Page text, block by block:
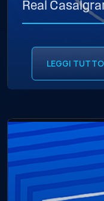
Real
LEGGI TUTTO